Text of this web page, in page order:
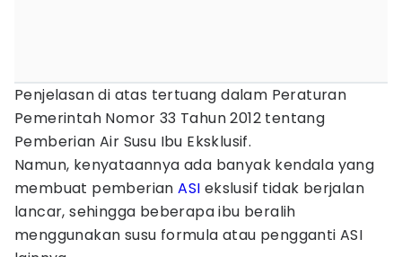
Penjelasan di atas tertuang dalam Peraturan
Pemerintah Nomor 33 Tahun 2012 tentang
Pemberian Air Susu Ibu Eksklusif.
Namun, kenyataannya ada banyak kendala yang
membuat pemberianASI ekslusif tidak berjalan
lancar, sehingga beberapa ibu beralih
menggunakan susu formula atau pengganti ASI